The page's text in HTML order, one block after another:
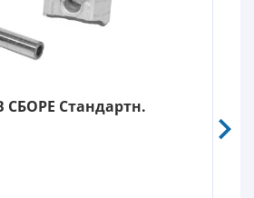
Стандартн.